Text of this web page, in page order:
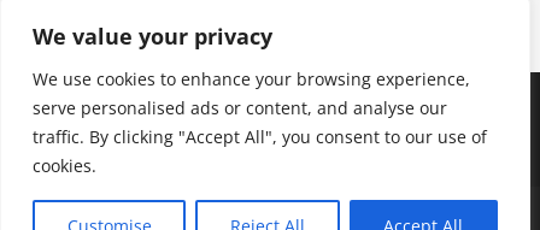
We value your privacy
We use cookies to enhance your browsing experience,
serve personalised ads or content, and analyse our
traffic. By clicking "Accept All", you consent to our use of
cookies.
Αρφάνης
στην
της
Πρωτοχρονιάτικης
πίτας
του
Φάρου
Ελλάδος
Σελιδοποίηση
άρθρων
Facebook Instagram Twitter Youtube LinkedIn
Facebook
Instagram
TwitterYoutubeLinkedIn
Copyright © All rights reserved.
by AF